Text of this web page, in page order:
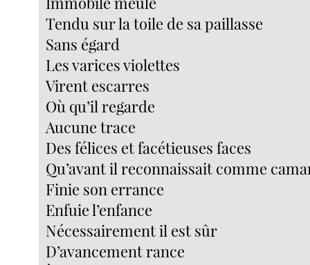
Tendu sur la toile de sa paillasse
Sans égard
Les varices violettes
Virent escarres
Où qu’il regarde
Aucune trace
Des félices et facétieuses faces
Qu’avant il reconnaissait comme
Finie son errance
Enfuie l’enfance
Nécessairement il est sûr
D’avancement rance